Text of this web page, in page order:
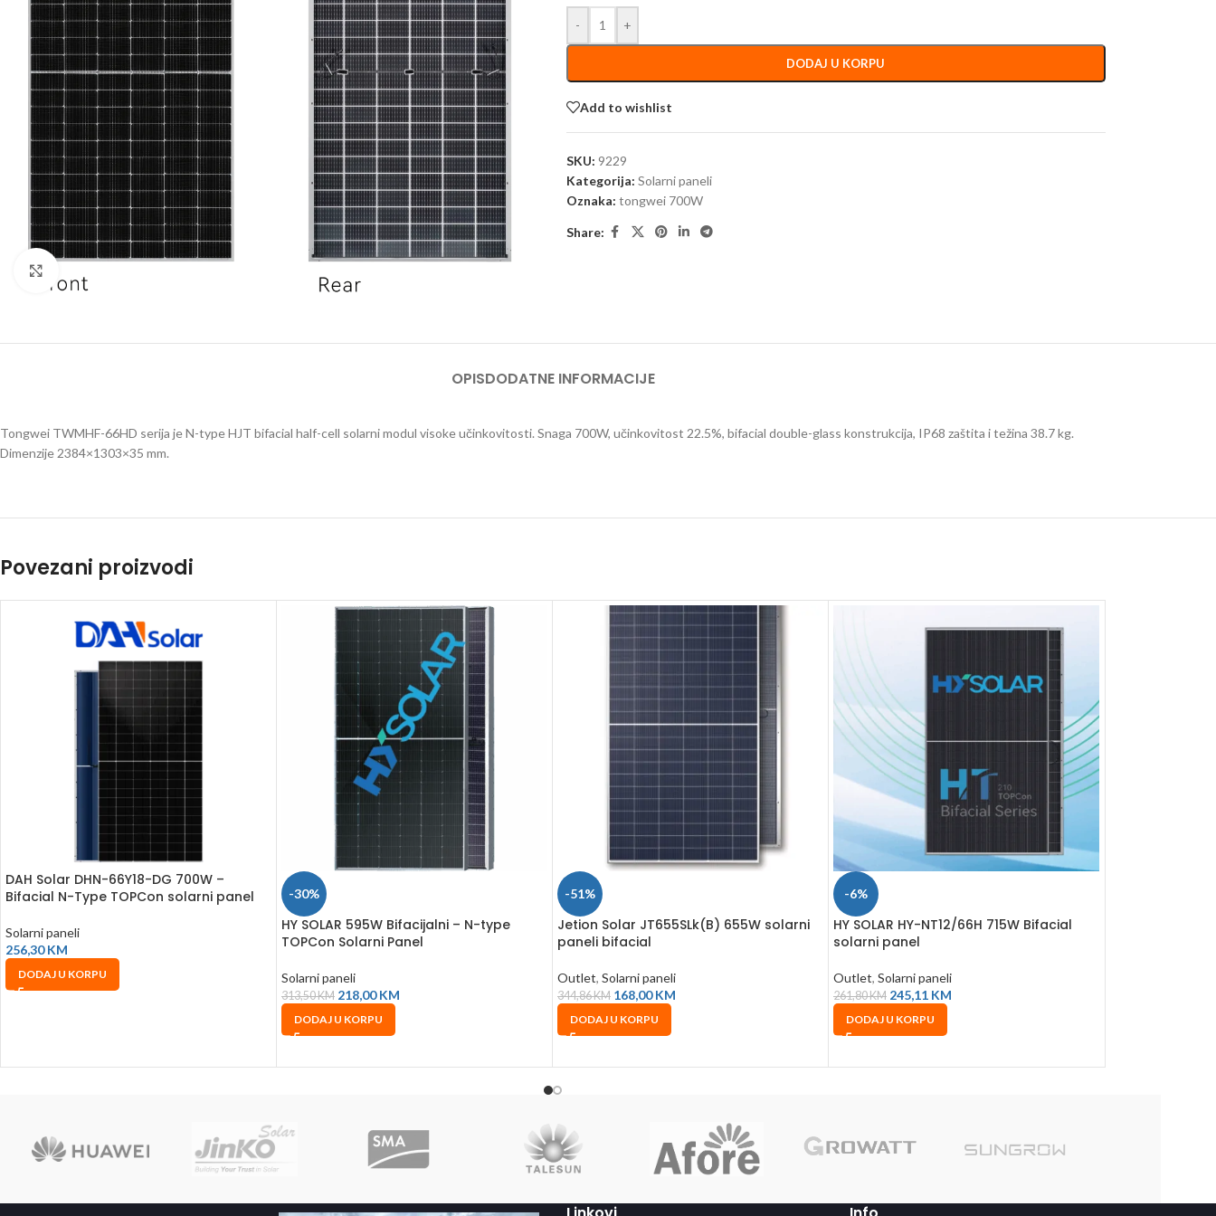
- +
DODAJ U KORPU
Add to wishlist
SKU: 9229
Kategorija: Solarni paneli
Oznaka: tongwei 700W
Share:
OPISDODATNE INFORMACIJE
Tongwei TWMHF-66HD serija je N-type HJT bifacial half-cell solarni modul visoke učinkovitosti. Snaga 700W, učinkovitost 22.5%, bifacial double-glass konstrukcija, IP68 zaštita i težina 38.7 kg.
Dimenzije 2384×1303×35 mm.
Povezani proizvodi
DAH Solar DHN-66Y18-DG 700W –
Bifacial N-Type TOPCon solarni panel
Solarni paneli
256,30KM
DODAJ U KORPU
-30%
HY SOLAR 595W Bifacijalni – N-type
TOPCon Solarni Panel
Solarni paneli
313,50KM 218,00KM
DODAJ U KORPU
-51%
Jetion Solar JT655SLk(B) 655W solarni
paneli bifacial
Outlet, Solarni paneli
344,86KM 168,00KM
DODAJ U KORPU
-6%
HY SOLAR HY-NT12/66H 715W Bifacial
solarni panel
Outlet, Solarni paneli
261,80KM 245,11 KM
DODAJ U KORPU